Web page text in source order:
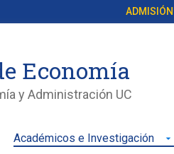
ADMISIÓN
Economía
y Administración UC
Académicos e Investigación arrow_drop_down